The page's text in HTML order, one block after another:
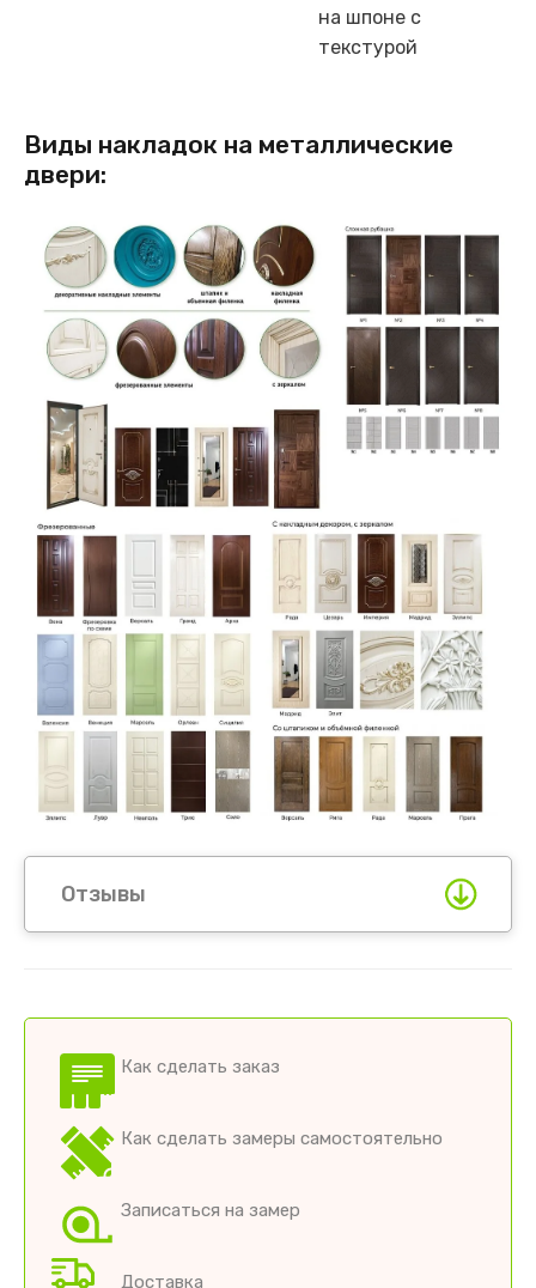
Как сделать заказ
Как сделать замеры самостоятельно
Записаться на замер
Доставка
на шпоне с
текстурой
Виды накладок на металлические
двери:
Отзывы